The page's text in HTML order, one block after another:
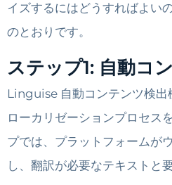
イズするにはどうすればよい
のとおりです。
ステップ1: 自動コ
Linguise 自動コンテンツ検出
ローカリゼーションプロセス
プでは、プラットフォームが
し、翻訳が必要なテキストと